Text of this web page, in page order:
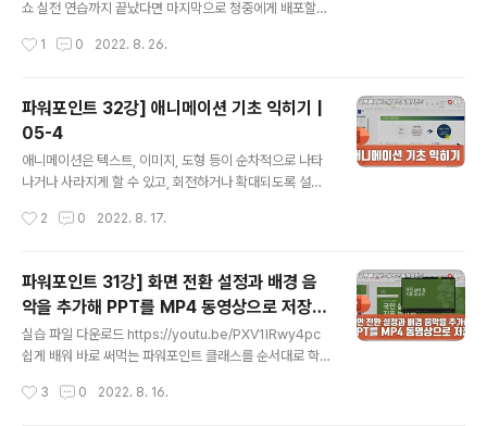
작성 클래스를 순서대로 학습하려면 https://youtube.c
쇼 실전 연습까지 끝났다면 마지막으로 청중에게 배포할
다. 유인물과 슬라이드 노트를 인쇄하는 방법을 배워보겠
파일 다운로드 https://youtu.be/tlRo34nmwMs 쉽게
배워 바로 써먹는 파워포인트 클래스를 순서대로 학습하려
면 https://www.youtube.com/playlist?list=PLxKIu
dZ9zp0PyTt-5bkGxSgLDOepoTjdY 쉽게 배워 바
list=PLxKIudZ9zp0M..
1 0 2022. 8. 26.
파워포인트 32강] 애니메이션 기초 익히기 |
05-4
애니메이션은 텍스트, 이미지, 도형 등이 순차적으로 나타
나거나 사라지게 할 수 있고, 회전하거나 확대되도록 설정
용하는 목적은 발표 자료를 화려하게 보이고자 하는 것이
니메이션을 설정하면 발표가 산만해질 수 있고 발표 시간
이 길어질 수 있습니다. 더구나 바쁘게 돌아가는 업무 속에
서 발표 자료까지 작성하는 경우라면 개체에 일일이 애니
메이션을 설정할 시간도 없습니다. 실습 파일 다운로드 htt
는 파워포인트 클래스를 순서대로 학습하려면 https://w
2 0 2022. 8. 17.
파워포인트 31강] 화면 전환 설정과 배경 음
악을 추가해 PPT를 MP4 동영상으로 저장 |
05-4
실습 파일 다운로드 https://youtu.be/PXV1lRwy4pc
쉽게 배워 바로 써먹는 파워포인트 클래스를 순서대로 학
LxKIudZ9zp0PyTt-5bkGxSgLDOepoTjdY 쉽게
3 0 2022. 8. 16.